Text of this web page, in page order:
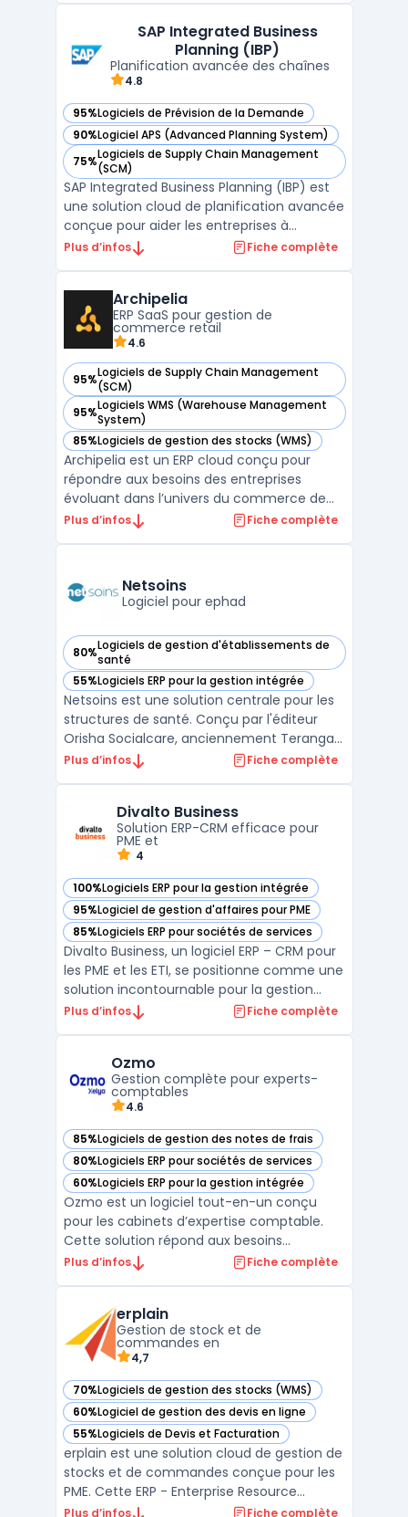
points de vente, en optimisant les stocks,
les transa ...
SAP Integrated Business
Planning (IBP)
Planification avancée des chaînes
4.8
95%Logiciels de Prévision de la Demande
— voir SAP Integrated Business Planning (IBP) dans cette
90%Logiciel APS (Advanced Planning System)
— voir SAP Integrated Business Planning (IBP) dans cette
75%Logiciels de Supply Chain Management
(SCM)
— voir SAP Integrated Business Planning (IBP) dans cette
SAP Integrated Business Planning (IBP) est
une solution cloud de planification avancée
conçue pour aider les entreprises à
optimiser leurs processus stratégiques,
collaboratifs, cette plateforme permet
d’aligner la dem ...
Plus d’infos Fiche complète
Archipelia
ERP SaaS pour gestion de
commerce retail
4.6
95%Logiciels de Supply Chain Management
(SCM)
— voir Archipelia dans cette catégorie
95%Logiciels WMS (Warehouse Management
System)
— voir Archipelia dans cette catégorie
85%Logiciels de gestion des stocks (WMS)
— voir Archipelia dans cette catégorie
Archipelia est un ERP cloud conçu pour
répondre aux besoins des entreprises
évoluant dans l’univers du commerce de
détail, avec une approche centrée sur la
processus de vente, de stock, de logistique
et de relation clie ...
Plus d’infos Fiche complète
Netsoins
Logiciel pour ephad
80%Logiciels de gestion d'établissements de
santé
— voir Netsoins dans cette catégorie
55%Logiciels ERP pour la gestion intégrée
— voir Netsoins dans cette catégorie
Netsoins est une solution centrale pour les
structures de santé. Conçu par l'éditeur
Orisha Socialcare, anciennement Teranga
Software, ce logiciel médico-social aide les
médicales sur une interface unique. La
plateforme facili ...
Plus d’infos Fiche complète
Divalto Business
Solution ERP-CRM efficace pour
PME et
4
100%Logiciels ERP pour la gestion intégrée
— voir Divalto Business dans cette catégorie
95%Logiciel de gestion d'affaires pour PME
— voir Divalto Business dans cette catégorie
85%Logiciels ERP pour sociétés de services
— voir Divalto Business dans cette catégorie
Divalto Business, un logiciel ERP – CRM pour
les PME et les ETI, se positionne comme une
solution incontournable pour la gestion
d'entreprise. Conçu pour améliorer
d'automatisation des processus d'affaires,
rendant les tâches admin ...
Plus d’infos Fiche complète
Ozmo
Gestion complète pour experts-
comptables
4.6
85%Logiciels de gestion des notes de frais
— voir Ozmo dans cette catégorie
80%Logiciels ERP pour sociétés de services
— voir Ozmo dans cette catégorie
60%Logiciels ERP pour la gestion intégrée
— voir Ozmo dans cette catégorie
Ozmo est un logiciel tout-en-un conçu
pour les cabinets d’expertise comptable.
Cette solution répond aux besoins
spécifiques des experts-comptables en
administratifs et la conformité légale. Avec
son interface intuitive, Oz ...
Plus d’infos Fiche complète
erplain
Gestion de stock et de
commandes en
4,7
70%Logiciels de gestion des stocks (WMS)
— voir erplain dans cette catégorie
60%Logiciel de gestion des devis en ligne
— voir erplain dans cette catégorie
55%Logiciels de Devis et Facturation
— voir erplain dans cette catégorie
erplain est une solution cloud de gestion de
stocks et de commandes conçue pour les
PME. Cette ERP - Enterprise Resource
Planning offre une interface intuitive ainsi
Plus d’infos Fiche complète